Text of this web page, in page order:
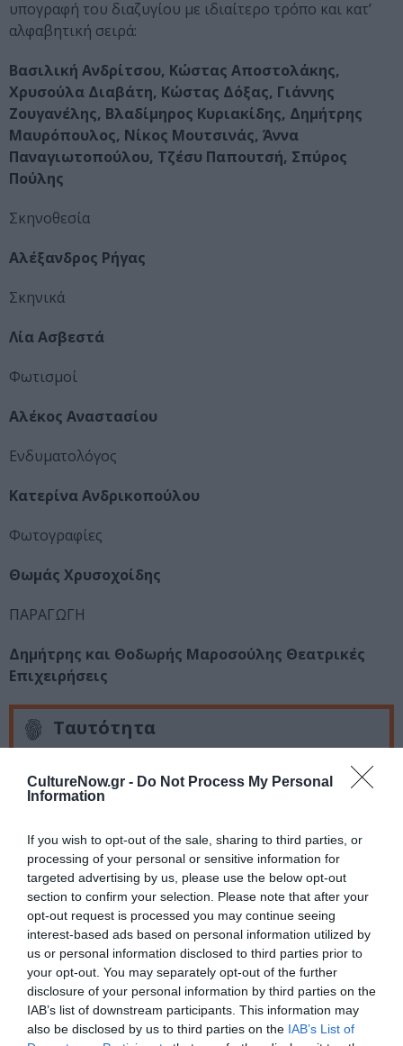
CultureNow.gr - Do Not Process My Personal
Information
If you wish to opt-out of the sale, sharing to third parties, or
processing of your personal or sensitive information for
targeted advertising by us, please use the below opt-out
section to confirm your selection. Please note that after your
opt-out request is processed you may continue seeing
interest-based ads based on personal information utilized by
us or personal information disclosed to third parties prior to
your opt-out. You may separately opt-out of the further
disclosure of your personal information by third parties on the
IAB’s list of downstream participants. This information may
also be disclosed by us to third parties on the IAB’s List of
υπογραφή του διαζυγίου με ιδιαίτερο τρόπο και κατ’
αλφαβητική σειρά:
Βασιλική Ανδρίτσου, Κώστας Αποστολάκης,
Χρυσούλα Διαβάτη, Κώστας Δόξας, Γιάννης
Ζουγανέλης, Βλαδίμηρος Κυριακίδης, Δημήτρης
Μαυρόπουλος, Νίκος Μουτσινάς, Άννα
Παναγιωτοπούλου, Τζέσυ Παπουτσή, Σπύρος
Πούλης
Σκηνοθεσία
Αλέξανδρος Ρήγας
Σκηνικά
Λία Ασβεστά
Φωτισμοί
Αλέκος Αναστασίου
Ενδυματολόγος
Κατερίνα Ανδρικοπούλου
Φωτογραφίες
Θωμάς Χρυσοχοίδης
ΠΑΡΑΓΩΓΗ
Δημήτρης και Θοδωρής Μαροσούλης Θεατρικές
Επιχειρήσεις
Ταυτότητα
Πεδίον Άρεως
Μέρες & ώρες: Τετάρτη 20.00, Πέμπτη 20.00, Παρασκευή
21.15, Σάββατο λαϊκή απογευματινή 18.15 -21.15, Κυριακή
18.15 – 21.15
Ακολουθήστε το Culturenow.gr στοGoogle News
μάθετε πρώτοι όλες τις ειδήσεις
Δείτε όλα τατελευταία νέαγια την Τέχνη και τον